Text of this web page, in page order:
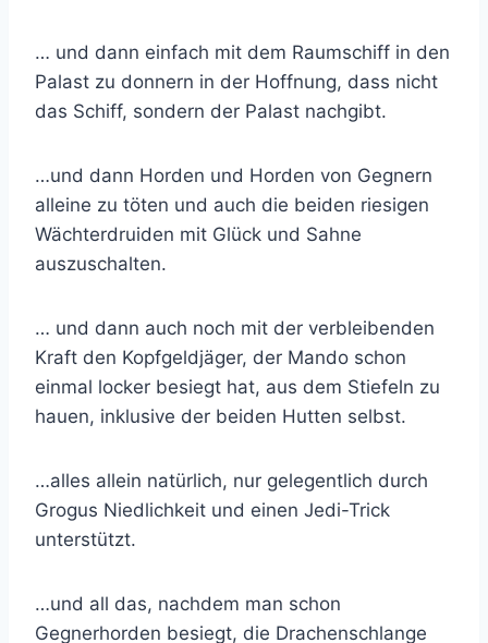
… und dann einfach mit dem Raumschiff in den
Palast zu donnern in der Hoffnung, dass nicht
das Schiff, sondern der Palast nachgibt.
…und dann Horden und Horden von Gegnern
alleine zu töten und auch die beiden riesigen
Wächterdruiden mit Glück und Sahne
auszuschalten.
… und dann auch noch mit der verbleibenden
Kraft den Kopfgeldjäger, der Mando schon
einmal locker besiegt hat, aus dem Stiefeln zu
hauen, inklusive der beiden Hutten selbst.
…alles allein natürlich, nur gelegentlich durch
Grogus Niedlichkeit und einen Jedi-Trick
unterstützt.
…und all das, nachdem man schon
Gegnerhorden besiegt, die Drachenschlange